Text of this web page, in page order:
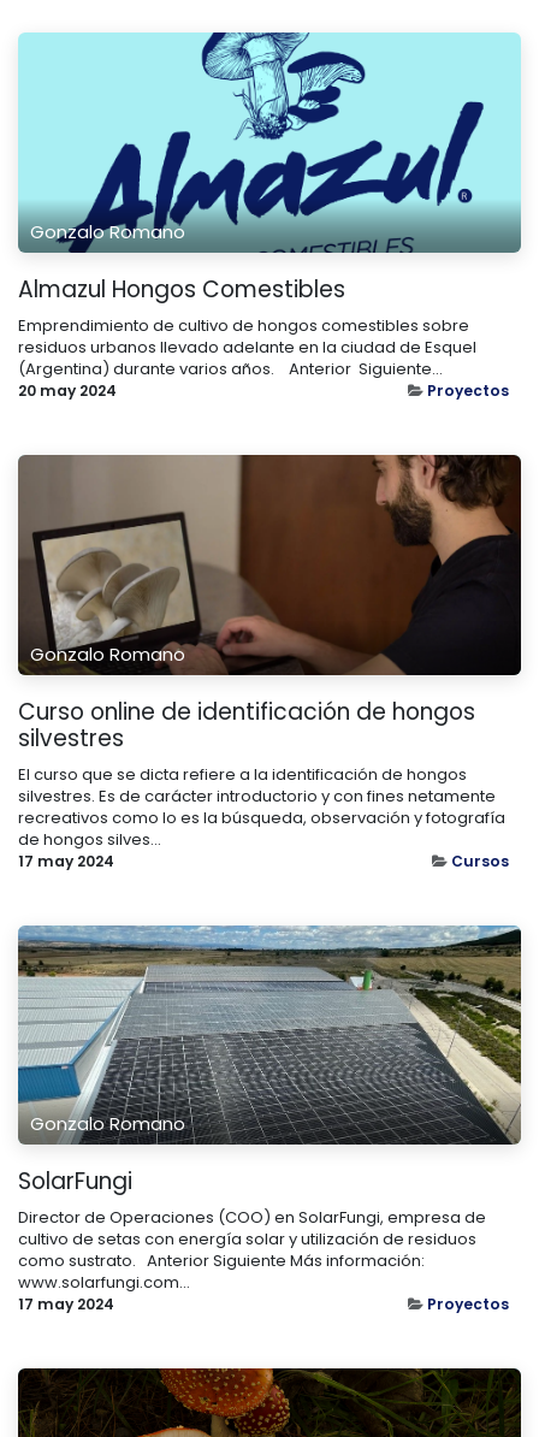
Gonzalo Romano
Almazul Hongos Comestibles
Emprendimiento de cultivo de hongos comestibles sobre
residuos urbanos llevado adelante en la ciudad de Esquel
(Argentina) durante varios años. ​ ​ ​ Anterior ​ Siguiente...
20 may 2024 Proyectos
Gonzalo Romano
Curso online de identificación de hongos
silvestres
El curso que se dicta refiere a la identificación de hongos
silvestres. Es de carácter introductorio y con fines netamente
recreativos como lo es la búsqueda, observación y fotografía
de hongos silves...
17 may 2024 Cursos
Gonzalo Romano
SolarFungi
Director de Operaciones (COO) en SolarFungi, empresa de
cultivo de setas con energía solar y utilización de residuos
como sustrato. ​ ​ Anterior Siguiente Más información:
www.solarfungi.com...
17 may 2024 Proyectos